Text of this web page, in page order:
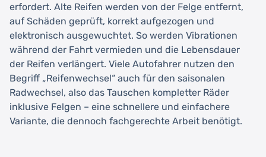
erfordert. Alte Reifen werden von der Felge entfernt,
auf Schäden geprüft, korrekt aufgezogen und
elektronisch ausgewuchtet. So werden Vibrationen
während der Fahrt vermieden und die Lebensdauer
der Reifen verlängert. Viele Autofahrer nutzen den
Begriff „Reifenwechsel“ auch für den saisonalen
Radwechsel, also das Tauschen kompletter Räder
inklusive Felgen – eine schnellere und einfachere
Variante, die dennoch fachgerechte Arbeit benötigt.